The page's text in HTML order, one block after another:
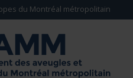
du Montréal métropolitain